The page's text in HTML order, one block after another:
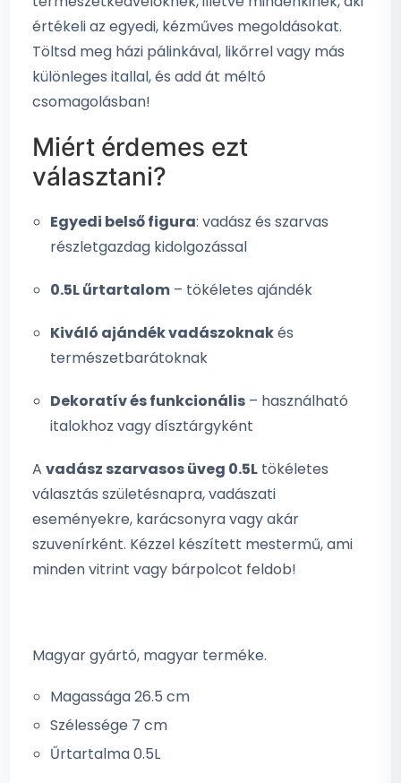
értékeli az egyedi, kézműves megoldásokat.
Töltsd meg házi pálinkával, likőrrel vagy más
különleges itallal, és add át méltó
csomagolásban!
Miért érdemes ezt
választani?
Egyedi belső figura: vadász és szarvas
részletgazdag kidolgozással
0.5L űrtartalom – tökéletes ajándék
Kiváló ajándék vadászoknakés
természetbarátoknak
Dekoratív és funkcionális – használható
italokhoz vagy dísztárgyként
A vadász szarvasos üveg 0.5L tökéletes
választás születésnapra, vadászati
eseményekre, karácsonyra vagy akár
szuvenírként. Kézzel készített mestermű, ami
minden vitrint vagy bárpolcot feldob!
Magyar gyártó, magyar terméke.
Magassága 26.5 cm
Szélessége 7 cm
Űrtartalma 0.5L